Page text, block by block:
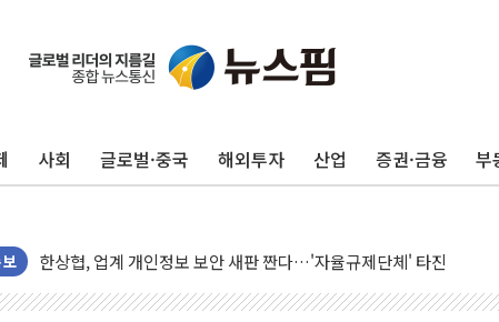
사회 글로벌·중국 해외투자 산업 증권·금융 부
10월 보완수사권 폐지·공소청 출범…피해자들 '범죄 사각지대' 우려
민주, 오늘 제주·인천 경선 결과 발표...'김민석 재역전 vs 정청래 격
뉴욕증시, 고용 쇼크에 금리 인상 우려 후퇴…S&P500 최고치
트럼프, 쿡 연준 이사 해임 재추진…"26일까지 의혹 소명" 요구